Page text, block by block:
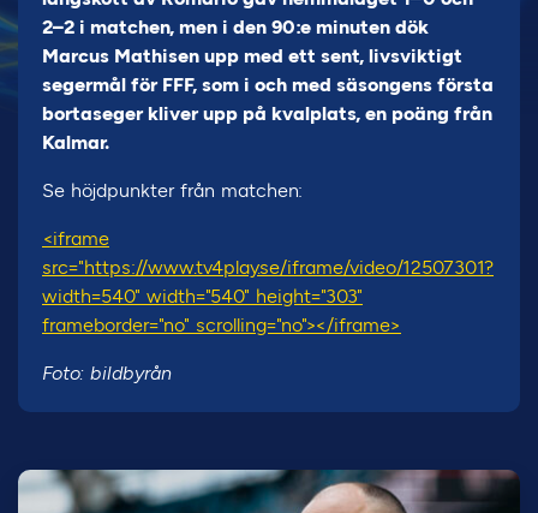
2–2 i matchen, men i den 90:e minuten dök
Marcus Mathisen upp med ett sent, livsviktigt
segermål för FFF, som i och med säsongens första
bortaseger kliver upp på kvalplats, en poäng från
Kalmar.
Se höjdpunkter från matchen:
<iframe
src="https://www.tv4play.se/iframe/video/12507301?
width=540" width="540" height="303"
frameborder="no" scrolling="no"></iframe>
Foto: bildbyrån